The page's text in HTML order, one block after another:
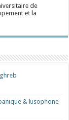
de
et la
& lusophone